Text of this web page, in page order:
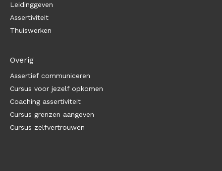
Leidinggeven
Assertiviteit
Thuiswerken
Overig
Assertief communiceren
Cursus voor jezelf opkomen
Coaching assertiviteit
Cursus grenzen aangeven
Cursus zelfvertrouwen